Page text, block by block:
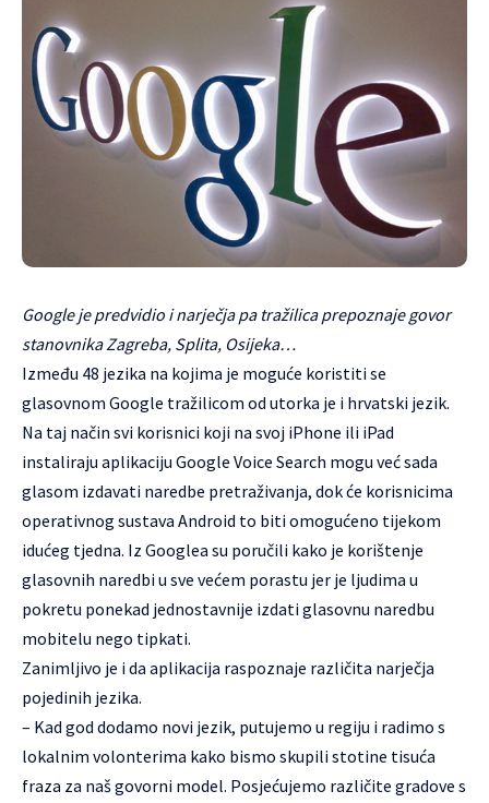
Google je predvidio i narječja pa tražilica prepoznaje govor
stanovnika Zagreba, Splita, Osijeka…
Između 48 jezika na kojima je moguće koristiti se
glasovnom Google tražilicom od utorka je i hrvatski jezik.
Na taj način svi korisnici koji na svoj iPhone ili iPad
instaliraju aplikaciju Google Voice Search mogu već sada
glasom izdavati naredbe pretraživanja, dok će korisnicima
operativnog sustava Android to biti omogućeno tijekom
idućeg tjedna. Iz Googlea su poručili kako je korištenje
glasovnih naredbi u sve većem porastu jer je ljudima u
pokretu ponekad jednostavnije izdati glasovnu naredbu
mobitelu nego tipkati.
Zanimljivo je i da aplikacija raspoznaje različita narječja
pojedinih jezika.
– Kad god dodamo novi jezik, putujemo u regiju i radimo s
lokalnim volonterima kako bismo skupili stotine tisuća
fraza za naš govorni model. Posjećujemo različite gradove s